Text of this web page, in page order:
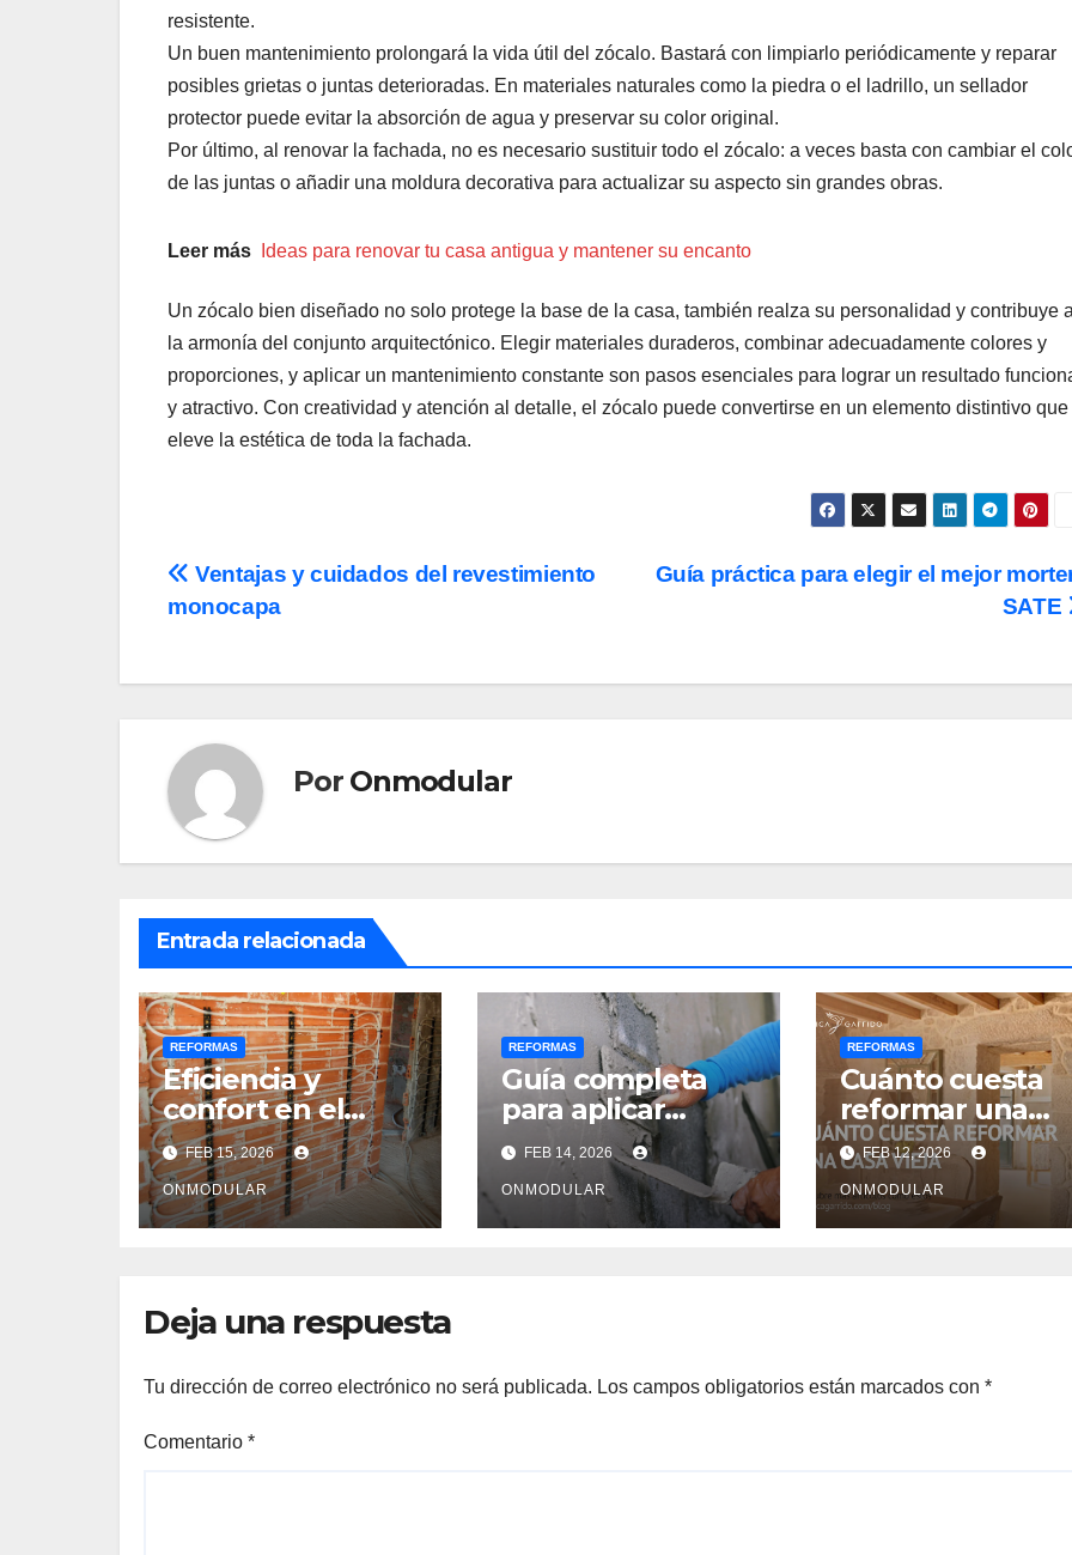
resistente.
Un buen mantenimiento prolongará la vida útil del zócalo. Bastará con limpiarlo periódicamente y reparar
posibles grietas o juntas deterioradas. En materiales naturales como la piedra o el ladrillo, un sellador
protector puede evitar la absorción de agua y preservar su color original.
Por último, al renovar la fachada, no es necesario sustituir todo el zócalo: a veces basta con cambiar el
de las juntas o añadir una moldura decorativa para actualizar su aspecto sin grandes obras.
Leer más Ideas para renovar tu casa antigua y mantener su encanto
Un zócalo bien diseñado no solo protege la base de la casa, también realza su personalidad y contribuye
la armonía del conjunto arquitectónico. Elegir materiales duraderos, combinar adecuadamente colores y
proporciones, y aplicar un mantenimiento constante son pasos esenciales para lograr un resultado
y atractivo. Con creatividad y atención al detalle, el zócalo puede convertirse en un elemento distintivo que
eleve la estética de toda la fachada.
Navegación
entradas
Guía práctica para elegir el mejor
SATE
Ventajas y cuidados del revestimiento
monocapa
Por Onmodular
Entrada relacionada
REFORMAS
Eficiencia y
confort en el
hogar con la
pared radiante
FEB 15, 2026
ONMODULAR
REFORMAS
Guía completa
para aplicar
mortero de
reparación
estructural
FEB 14, 2026
ONMODULAR
REFORMAS
Cuánto cuesta
reformar una
casa antigua en
2024
FEB 12, 2026
ONMODULAR
Deja una respuesta
Tu dirección de correo electrónico no será publicada. Los campos obligatorios están marcados con *
Comentario *